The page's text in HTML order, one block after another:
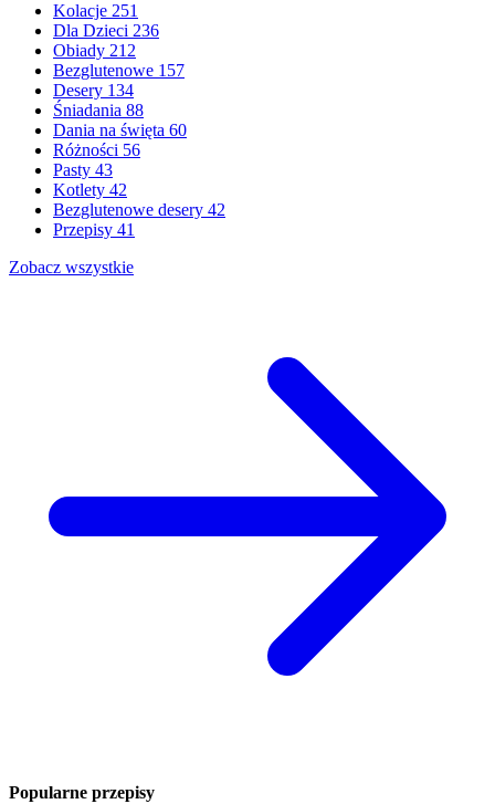
Kolacje 251
Dla Dzieci 236
Obiady 212
Bezglutenowe 157
Desery 134
Śniadania 88
Dania na święta 60
Różności 56
Pasty 43
Kotlety 42
Bezglutenowe desery 42
Przepisy 41
Zobacz wszystkie
Popularne przepisy